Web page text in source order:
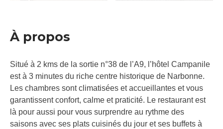
À propos
Situé à 2 kms de la sortie n°38 de l’A9, l’hôtel Campanile
est à 3 minutes du riche centre historique de Narbonne.
Les chambres sont climatisées et accueillantes et vous
garantissent confort, calme et praticité. Le restaurant est
là pour aussi pour vous surprendre au rythme des
saisons avec ses plats cuisinés du jour et ses buffets à